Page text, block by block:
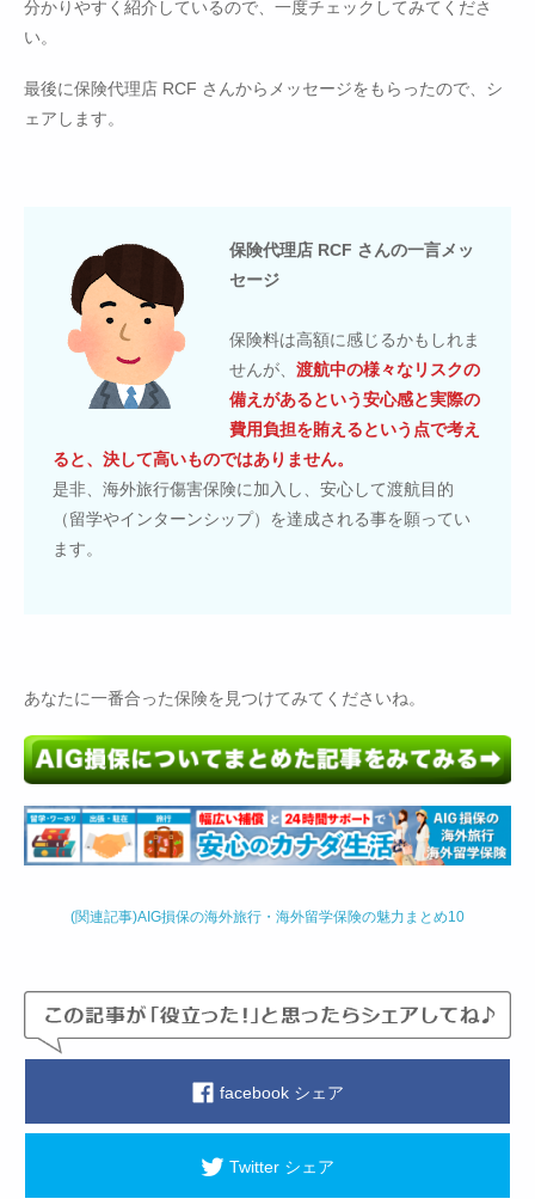
分かりやすく紹介しているので、一度チェックしてみてくださ
い。
最後に保険代理店 RCF さんからメッセージをもらったので、シ
ェアします。
保険代理店 RCF さんの一言メッ
セージ
保険料は高額に感じるかもしれま
せんが、 渡航中の様々なリスクの
備えがあるという安心感と実際の
費用負担を賄えるという点で考え
ると、決して高いものではありません。
是非、海外旅行傷害保険に加入し、安心して渡航目的
（留学やインターンシップ）を達成される事を願ってい
ます。
あなたに一番合った保険を見つけてみてくださいね。
(関連記事)AIG損保の海外旅行・海外留学保険の魅力まとめ10
facebook シェア
Twitter シェア